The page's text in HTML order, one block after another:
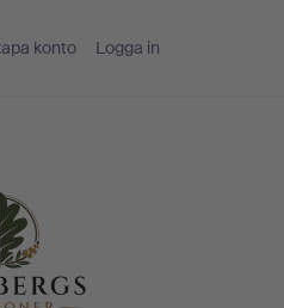
konto Logga in